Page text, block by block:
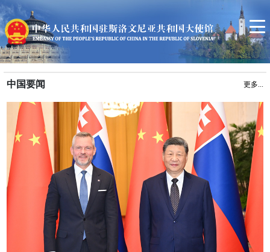
使馆信息
斯洛文尼亚概况
联系我们
中国要闻 更多...